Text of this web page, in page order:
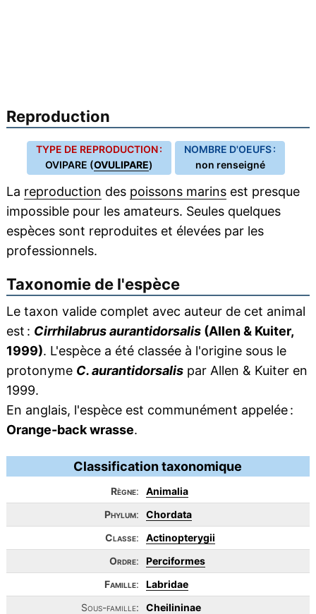
Reproduction
TYPE DE REPRODUCTION :
OVIPARE (OVULIPARE)
NOMBRE D'OEUFS :
non renseigné
La reproduction des poissons marinsest presque
impossible pour les amateurs. Seules quelques
espèces sont reproduites et élevées par les
professionnels.
Taxonomie de l'espèce
Le taxon valide complet avec auteur de cet animal
est : Cirrhilabrus aurantidorsalis(Allen & Kuiter,
1999). L'espèce a été classée à l'origine sous le
protonyme C. aurantidorsalispar Allen & Kuiter en
1999.
En anglais, l'espèce est communément appelée :
Orange-back wrasse.
Classification taxonomique
Règne:
Animalia
Phylum:
Chordata
Classe:
Actinopterygii
Ordre:
Perciformes
Famille:
Labridae
Sous-famille:
Cheilininae